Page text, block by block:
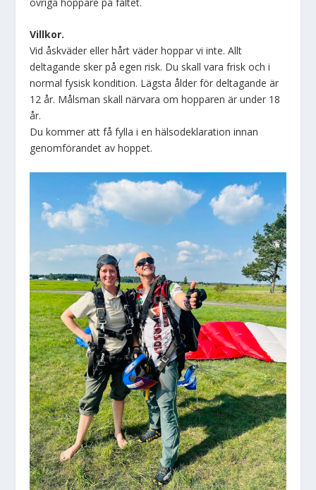
Villkor.
Vid åskväder eller hårt väder hoppar vi inte. Allt
deltagande sker på egen risk. Du skall vara frisk och i
normal fysisk kondition. Lägsta ålder för deltagande är
12 år. Målsman skall närvara om hopparen är under 18
år.
Du kommer att få fylla i en hälsodeklaration innan
genomförandet av hoppet.